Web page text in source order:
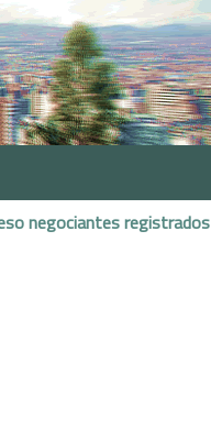
negociantes registrados